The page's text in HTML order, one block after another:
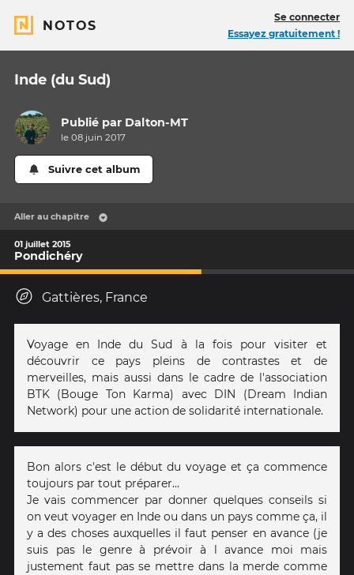
NOTOS
Se connecter
Essayez gratuitement !
Inde (du Sud)
Publié par Dalton-MT
le 08 juin 2017
Suivre cet album
Aller au chapitre
01 juillet 2015
Pondichéry
Gattières, France
Voyage en Inde du Sud à la fois pour visiter et
découvrir ce pays pleins de contrastes et de
merveilles, mais aussi dans le cadre de l'association
BTK (Bouge Ton Karma) avec DIN (Dream Indian
Network) pour une action de solidarité internationale.
Bon alors c'est le début du voyage et ça commence
toujours par tout préparer...
Je vais commencer par donner quelques conseils si
on veut voyager en Inde ou dans un pays comme ça, il
y a des choses auxquelles il faut penser en avance (je
suis pas le genre à prévoir à l avance moi mais
justement faut pas se mettre dans la merde comme